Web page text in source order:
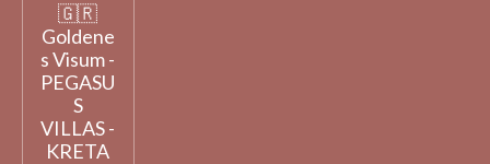
🇬🇷
Goldene
s Visum -
PEGASU
S
VILLAS -
KRETA